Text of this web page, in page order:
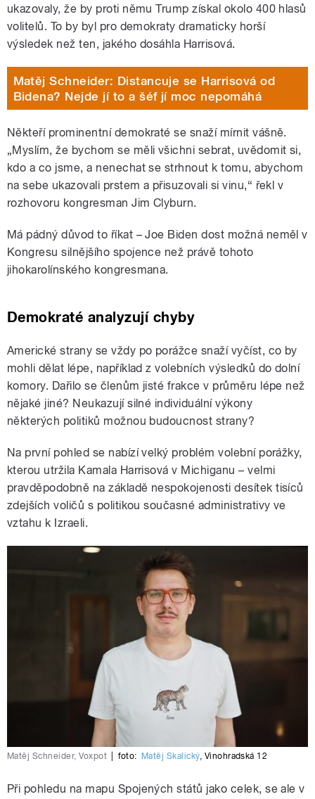
ukazovaly, že by proti němu Trump získal okolo 400 hlasů
volitelů. To by byl pro demokraty dramaticky horší
výsledek než ten, jakého dosáhla Harrisová.
Matěj Schneider: Distancuje se Harrisová od
Bidena? Nejde jí to a šéf jí moc nepomáhá
Někteří prominentní demokraté se snaží mírnit vášně.
„Myslím, že bychom se měli všichni sebrat, uvědomit si,
kdo a co jsme, a nenechat se strhnout k tomu, abychom
na sebe ukazovali prstem a přisuzovali si vinu,“ řekl v
rozhovoru kongresman Jim Clyburn.
Má pádný důvod to říkat – Joe Biden dost možná neměl v
Kongresu silnějšího spojence než právě tohoto
jihokarolínského kongresmana.
Demokraté analyzují chyby
Americké strany se vždy po porážce snaží vyčíst, co by
mohli dělat lépe, například z volebních výsledků do dolní
komory. Dařilo se členům jisté frakce v průměru lépe než
nějaké jiné? Neukazují silné individuální výkony
některých politiků možnou budoucnost strany?
Na první pohled se nabízí velký problém volební porážky,
kterou utržila Kamala Harrisová v Michiganu – velmi
pravděpodobně na základě nespokojenosti desítek tisíců
zdejších voličů s politikou současné administrativy ve
vztahu k Izraeli.
Matěj Schneider, Voxpot foto: Matěj Skalický, Vinohradská 12
Při pohledu na mapu Spojených států jako celek, se ale v